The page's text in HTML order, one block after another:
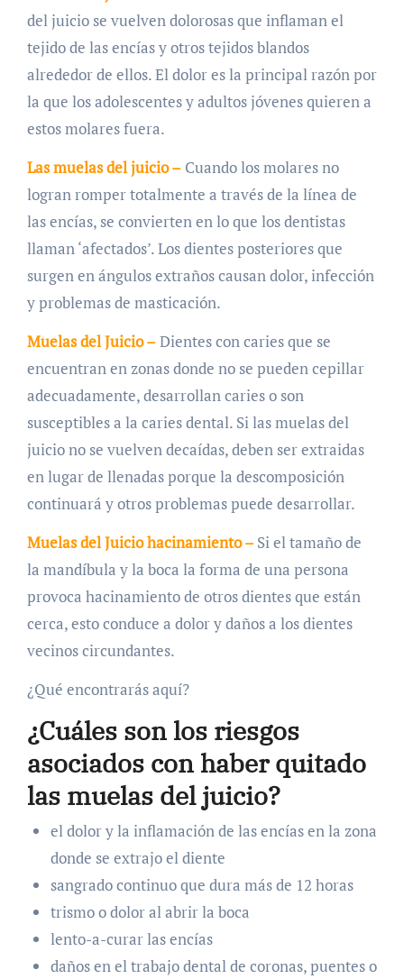
del juicio se vuelven dolorosas que inflaman el
tejido de las encías y otros tejidos blandos
alrededor de ellos. El dolor es la principal razón por
la que los adolescentes y adultos jóvenes quieren a
estos molares fuera.
Las muelas del juicio –Cuando los molares no
logran romper totalmente a través de la línea de
las encías, se convierten en lo que los dentistas
llaman ‘afectados’. Los dientes posteriores que
surgen en ángulos extraños causan dolor, infección
y problemas de masticación.
Muelas del Juicio –Dientes con caries que se
encuentran en zonas donde no se pueden cepillar
adecuadamente, desarrollan caries o son
susceptibles a la caries dental. Si las muelas del
juicio no se vuelven decaídas, deben ser extraidas
en lugar de llenadas porque la descomposición
continuará y otros problemas puede desarrollar.
Muelas del Juicio hacinamiento – Si el tamaño de
la mandíbula y la boca la forma de una persona
provoca hacinamiento de otros dientes que están
cerca, esto conduce a dolor y daños a los dientes
vecinos circundantes.
¿Qué encontrarás aquí?
¿Cuáles son los riesgos
asociados con haber quitado
las muelas del juicio?
el dolor y la inflamación de las encías en la zona
donde se extrajo el diente
sangrado continuo que dura más de 12 horas
trismo o dolor al abrir la boca
lento-a-curar las encías
daños en el trabajo dental de coronas, puentes o